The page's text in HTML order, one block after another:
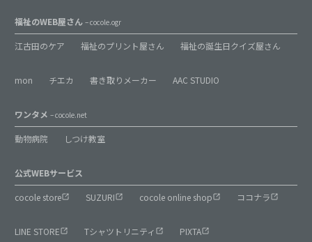
福祉のWEB屋さん – cocole.ogr
江古田のケア 福祉のプリント屋さん 福祉の誕生日クイズ屋さん
mon チエカ 書き取りメーカー AAC STUDIO
ワンタメ – cocole.net
動物病院 しつけ教室
公式WEBサービス
cocole store SUZURI cocole online shop ココナラ
LINE STORE Tシャツトリニティ PIXTA